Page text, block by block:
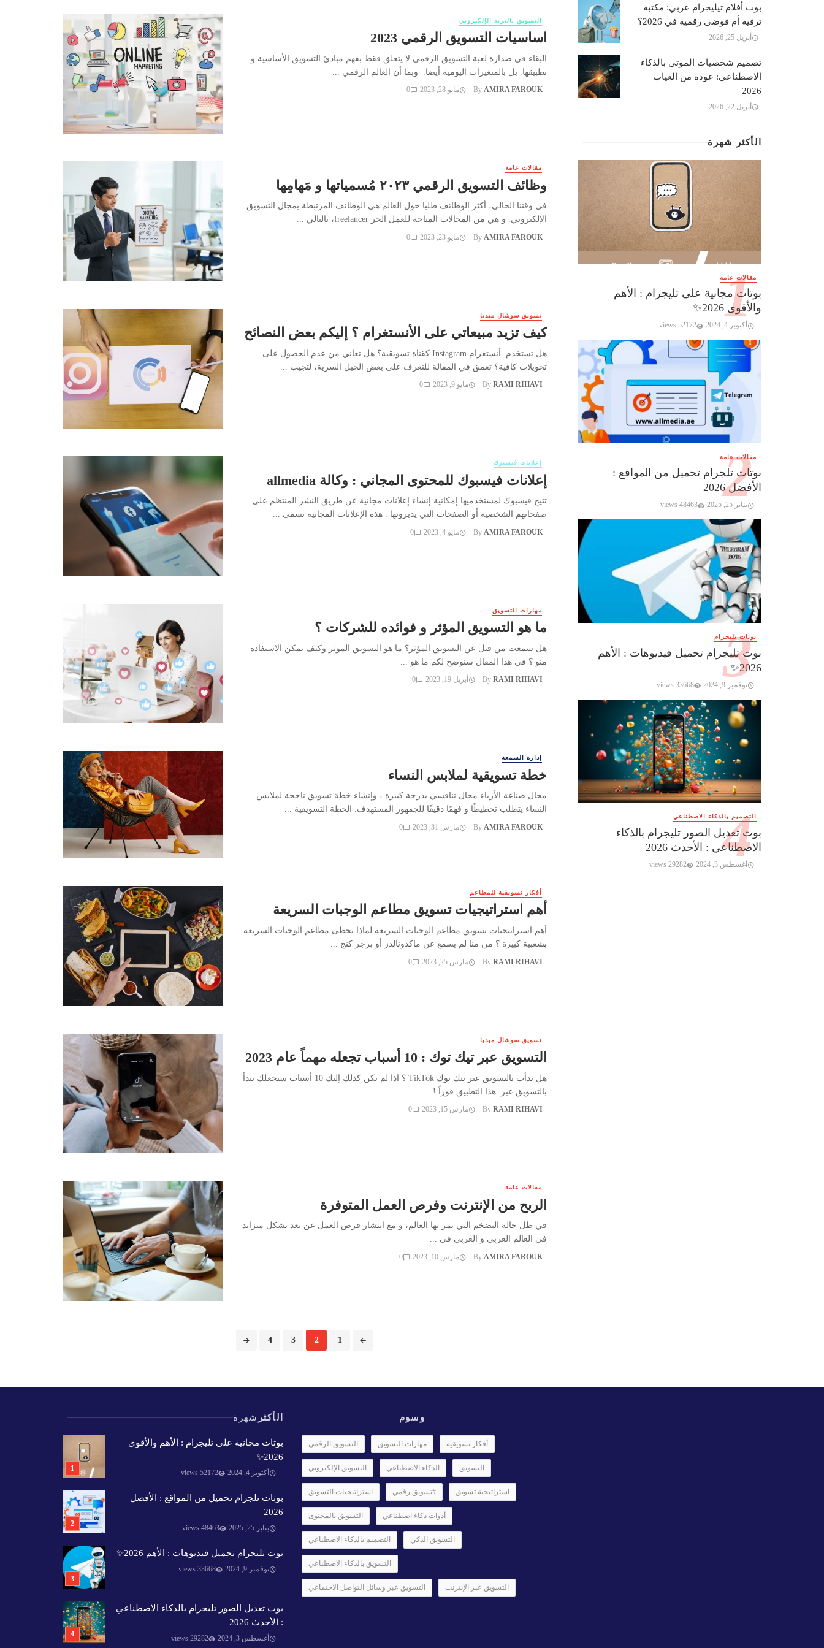
التسويق بالبريد الإلكتروني
اساسيات التسويق الرقمي 2023
البقاء في صدارة لعبة التسويق الرقمي لا يتعلق فقط بفهم مبادئ التسويق الأساسية و
تطبيقها. بل بالمتغيرات اليومية أيضا. وبما أن العالم الرقمي ...
By AMIRA FAROUK مايو 28, 2023 0
مقالات عامة
وظائف التسويق الرقمي ٢٠٢٣ مُسمياتها و مَهامِها
في وقتنا الحالي، أكثر الوظائف طلبا حول العالم هى الوظائف المرتبطة بمجال التسويق
الإلكتروني. و هي من المجالات المتاحة للعمل الحر freelancer، بالتالي ...
By AMIRA FAROUK مايو 23, 2023 0
تسويق سوشال ميديا
كيف تزيد مبيعاتي على الأنستغرام ؟ إليكم بعض النصائح
هل تستخدم أنستغرام Instagram كقناة تسويقية؟ هل تعاني من عدم الحصول على
تحويلات كافية؟ تعمق في المقالة للتعرف على بعض الحيل السرية، لتجيب ...
By RAMI RIHAVI مايو 9, 2023 0
إعلانات فيسبوك
إعلانات فيسبوك للمحتوى المجاني : وكالة allmedia
تتيح فيسبوك لمستخدميها إمكانية إنشاء إعلانات مجانية عن طريق النشر المنتظم على
صفحاتهم الشخصية أو الصفحات التي يديرونها . هذه الإعلانات المجانية تسمى ...
By AMIRA FAROUK مايو 4, 2023 0
مهارات التسويق
ما هو التسويق المؤثر و فوائده للشركات ؟
هل سمعت من قبل عن التسويق المؤثر؟ ما هو التسويق الموثر وكيف يمكن الاستفادة
منو ؟ في هذا المقال سنوضح لكم ما هو ...
By RAMI RIHAVI أبريل 19, 2023 0
إدارة السمعة
خطة تسويقية لملابس النساء
مجال صناعة الأزياء مجال تنافسي بدرجة كبيرة ، وإنشاء خطة تسويق ناجحة لملابس
النساء يتطلب تخطيطًا و فهمًا دقيقًا للجمهور المستهدف. الخطة التسويقية ...
By AMIRA FAROUK مارس 31, 2023 0
أفكار تسويقية للمطاعم
أهم استراتيجيات تسويق مطاعم الوجبات السريعة
أهم استراتيجيات تسويق مطاعم الوجبات السريعة لماذا تحظى مطاعم الوجبات السريعة
بشعبية كبيرة ؟ من منا لم يسمع عن ماكدونالدز أو برجر كنج ...
By RAMI RIHAVI مارس 25, 2023 0
تسويق سوشال ميديا
التسويق عبر تيك توك : 10 أسباب تجعله مهماً عام 2023
هل بدأت بالتسويق عبر تيك توك TikTok ؟ اذا لم تكن كذلك إليك 10 أسباب ستجعلك تبدأ
بالتسويق عبر هذا التطبيق فوراً ! ...
By RAMI RIHAVI مارس 15, 2023 0
مقالات عامة
الربح من الإنترنت وفرص العمل المتوفرة
في ظل حالة التضخم التي يمر بها العالم، و مع انتشار فرص العمل عن بعد بشكل متزايد
في العالم العربي و الغربي في ...
By AMIRA FAROUK مارس 10, 2023 0
1
2
3
4
بوت أفلام تيليجرام عربي: مكتبة
ترفيه أم فوضى رقمية في 2026؟
أبريل 25, 2026
تصميم شخصيات الموتى بالذكاء
الاصطناعي: عودة من الغياب
2026
أبريل 22, 2026
الأكثر شهرة
مقالات عامة
بوتات مجانية على تليجرام : الأهم
والأقوى 2026✨️
أكتوبر 4, 2024 52172 views
مقالات عامة
بوتات تلجرام تحميل من المواقع :
الأفضل 2026
يناير 25, 2025 48463 views
بوتات تليجرام
بوت تليجرام تحميل فيديوهات : الأهم
2026✨️
نوفمبر 9, 2024 33668 views
التصميم بالذكاء الاصطناعي
بوت تعديل الصور تليجرام بالذكاء
الاصطناعي : الأحدث 2026
أغسطس 3, 2024 29282 views
الأكثر شهرة
بوتات مجانية على تليجرام : الأهم والأقوى
2026✨️
أكتوبر 4, 2024 52172 views
بوتات تلجرام تحميل من المواقع : الأفضل
2026
يناير 25, 2025 48463 views
بوت تليجرام تحميل فيديوهات : الأهم 2026✨️
نوفمبر 9, 2024 33668 views
بوت تعديل الصور تليجرام بالذكاء الاصطناعي
: الأحدث 2026
أغسطس 3, 2024 29282 views
وسوم
التسويق الرقمي مهارات التسويق أفكار تسويقية
التسويق الإلكتروني الذكاء الاصطناعي التسويق
استراتيجيات التسويق #تسويق رقمي استراتيجية تسويق
التسويق بالمحتوى أدوات ذكاء اصطناعي
التصميم بالذكاء الاصطناعي التسويق الذكي
التسويق بالذكاء الاصطناعي
التسويق عبر وسائل التواصل الاجتماعي التسويق عبر الإنترنت